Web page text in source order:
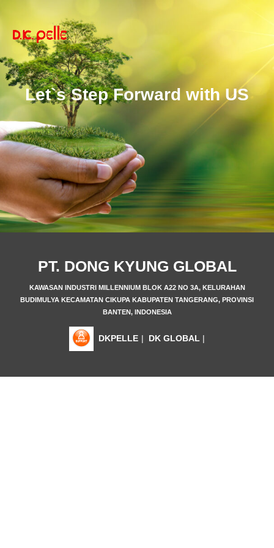
Let`s Step Forward with US
PT. DONG KYUNG GLOBAL
KAWASAN INDUSTRI MILLENNIUM BLOK A22 NO 3A, KELURAHAN
BUDIMULYA KECAMATAN CIKUPA KABUPATEN TANGERANG, PROVINSI
BANTEN, INDONESIA
DKPELLE | DK GLOBAL |